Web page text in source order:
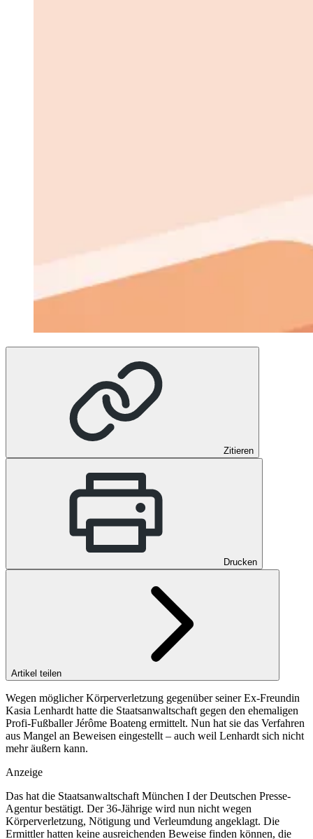
Zitieren
Drucken
Artikel teilen
Wegen möglicher Körperverletzung gegenüber seiner Ex-Freundin
Kasia Lenhardt hatte die Staatsanwaltschaft gegen den ehemaligen
Profi-Fußballer Jérôme Boateng ermittelt. Nun hat sie das Verfahren
aus Mangel an Beweisen eingestellt – auch weil Lenhardt sich nicht
mehr äußern kann.
Anzeige
Das hat die Staatsanwaltschaft München I der Deutschen Presse-
Agentur bestätigt. Der 36-Jährige wird nun nicht wegen
Körperverletzung, Nötigung und Verleumdung angeklagt. Die
Ermittler hatten keine ausreichenden Beweise finden können, die